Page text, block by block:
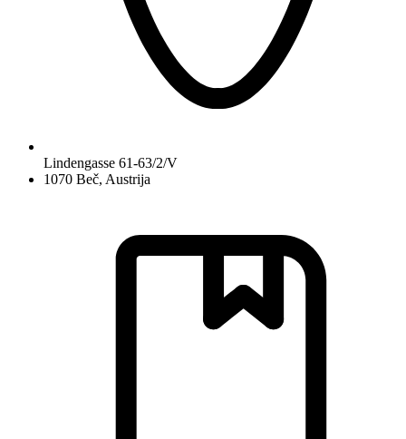
Lindengasse 61-63/2/V
1070 Beč, Austrija